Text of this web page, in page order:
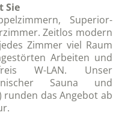
Sie
Superior-
Zeitlos modern
Zimmer viel Raum
Arbeiten und
W-LAN. Unser
Sauna und
runden das Angebot ab